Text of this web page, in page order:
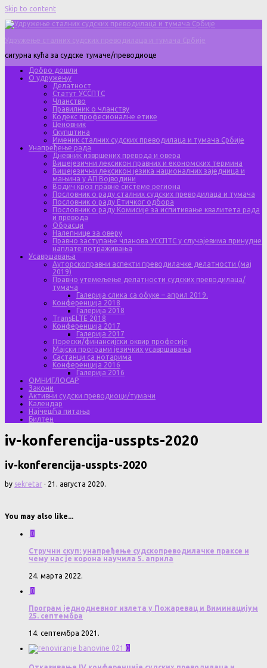
Skip to content
Удружење сталних судских преводилаца и тумача Србије
сигурна кућа за судске тумаче/преводиоце
Добро дошли
О удружењу
Делатност
Статут УССПТС
Чланство
Правилник о чланству
Кодекс професионалне етике
Ценовник
Скупштина
Именик сталних судских преводилаца и тумача Србије
Унапређење рада
Дневник извршених превода и овера
Вишејезични лексикон правних и економских термина
Вишејезични лексикон језика националних заједница и
мањина у АП Војводини
Водич кроз правне системе региона
Пословник о раду сталних судских преводилаца и тумача
Пословник о раду Етичког одбора
Пословник о раду Комисије за испитивање квалитета рада
и превода
Обрасци
Налепнице за оверу
Правно заступање чланова УССПТС у случајевима принудне
наплате потраживања
Усавршавања
Ауторскоправни аспекти преводилачке делатности (мај
2019)
Правно утемељење делатности судских преводилаца/
тумача
Галерија слика са обуке – април 2019.
Конференција 2018
Галерија 2018
TransELTE 2018
Конференција 2017
Галерија 2017
Порески/финансијски оквир професије
Мајски програми језичких усавршавања
Састанци са нотарима
Конференција 2016
Галерија 2016
ОМНИГЛОСАР
Закони
Активни судски преводиоци/тумачи
Календар
Најчешћа питања
Билтен
iv-konferencija-usspts-2020
iv-konferencija-usspts-2020
by sekretar · 21. августа 2020.
You may also like...
0
Стручни скуп: унапређење судскопреводилачке праксе и
чему нас је корона научила 5. априла
24. марта 2022.
0
Програм једнодневног излета у Пожаревац и Виминацијум
25. септембра
14. септембра 2021.
0